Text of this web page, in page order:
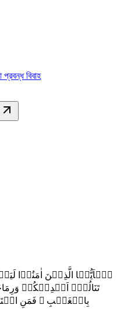
প্রবন্ধ বিবাহ
یٰۤاَیُّہَا الَّذِیۡنَ اٰمَنُوۡا
تَنَالُہٗۤ اَیۡدِیۡکُمۡ
بِالۡغَیۡبِ ۚ فَمَنِ